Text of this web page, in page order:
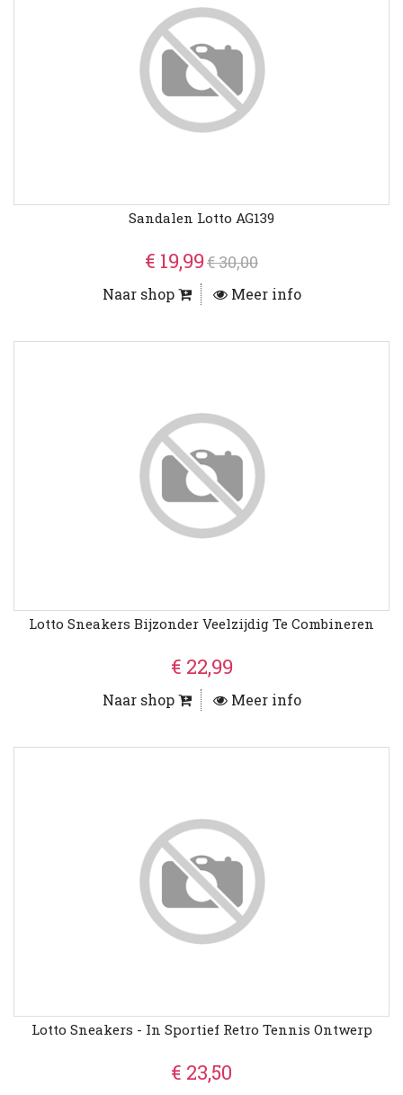
Sandalen Lotto AG139
€ 19,99€ 30,00
Naar shop Meer info
Lotto Sneakers Bijzonder Veelzijdig Te Combineren
€ 22,99
Naar shop Meer info
Lotto Sneakers - In Sportief Retro Tennis Ontwerp
€ 23,50